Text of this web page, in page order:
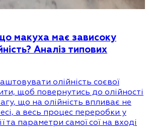
макуха має зависоку
Аналіз типових
олійність соєвої
щоб повернутись до олійності
що на олійність впливає не
а весь процес переробки у
та параметри самої сої на вході